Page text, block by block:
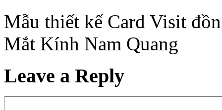
Mẫu thiết kế Card Visit
Mắt Kính Nam Quang
Leave a Reply